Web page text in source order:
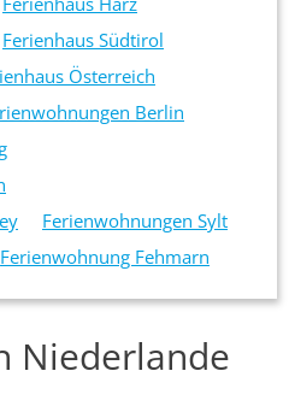
Ferienhaus Südtirol
Österreich
Berlin
Ferienwohnungen Sylt
Ferienwohnung Fehmarn
Niederlande